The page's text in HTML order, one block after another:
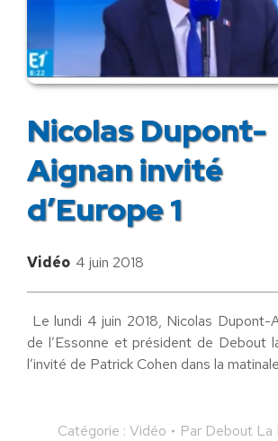
Nicolas Dupont-
Aignan invité
d’Europe 1
Vidéo 4 juin 2018
Le lundi 4 juin 2018, Nicolas Dupont-
de l’Essonne et président de Debout
l’invité de Patrick Cohen dans la
Catégorie : Vidéo Par Debout La